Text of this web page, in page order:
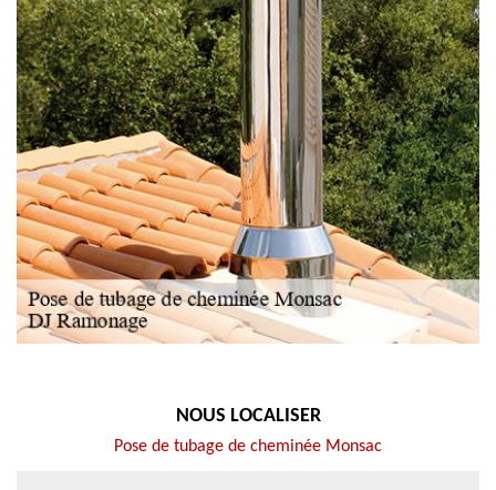
NOUS LOCALISER
Pose de tubage de cheminée Monsac